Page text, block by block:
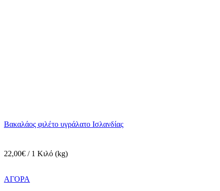
Βακαλάος φιλέτο υγράλατο Ισλανδίας
22,00€ / 1 Κιλό (kg)
ΑΓΟΡΑ